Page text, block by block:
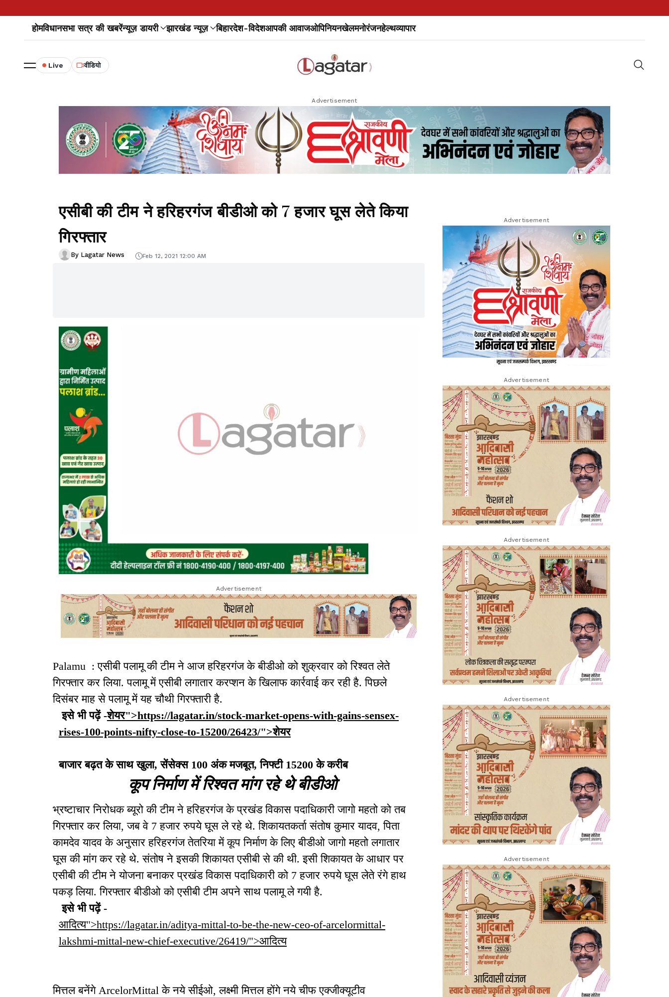
होमविधानसभा सत्र की खबरेंन्यूज़ डायरी झारखंड न्यूज़ बिहारदेश-विदेशआपकी आवाजओपिनियनखेलमनोरंजनहेल्थव्यापार
Live वीडियो
Advertisement
एसीबी की टीम ने हरिहरगंज बीडीओ को 7 हजार घूस लेते किया
गिरफ्तार
By Lagatar News Feb 12, 2021 12:00 AM
Advertisement
Palamu : एसीबी पलामू की टीम ने आज हरिहरगंज के बीडीओ को शुक्रवार को रिश्वत लेते
गिरफ्तार कर लिया. पलामू में एसीबी लगातार करप्शन के खिलाफ कार्रवाई कर रही है. पिछले
दिसंबर माह से पलामू में यह चौथी गिरफ्तारी है.
इसे भी पढ़ें -शेयर">https://lagatar.in/stock-market-opens-with-gains-sensex-
rises-100-points-nifty-close-to-15200/26423/">शेयर
बाजार बढ़त के साथ खुला, सेंसेक्स 100 अंक मजबूत, निफ्टी 15200 के करीब
कूप निर्माण में रिश्वत मांग रहे थे बीडीओ
भ्रष्टाचार निरोधक ब्यूरो की टीम ने हरिहरगंज के प्रखंड विकास पदाधिकारी जागो महतो को तब
गिरफ्तार कर लिया, जब वे 7 हजार रुपये घूस ले रहे थे. शिकायतकर्ता संतोष कुमार यादव, पिता
कामदेव यादव के अनुसार हरिहरगंज तेतरिया में कूप निर्माण के लिए बीडीओ जागो महतो लगातार
घूस की मांग कर रहे थे. संतोष ने इसकी शिकायत एसीबी से की थी. इसी शिकायत के आधार पर
एसीबी की टीम ने योजना बनाकर प्रखंड विकास पदाधिकारी को 7 हजार रुपये घूस लेते रंगे हाथ
पकड़ लिया. गिरफ्तार बीडीओ को एसीबी टीम अपने साथ पलामू ले गयी है.
इसे भी पढ़ें -
आदित्य">https://lagatar.in/aditya-mittal-to-be-the-new-ceo-of-arcelormittal-
lakshmi-mittal-new-chief-executive/26419/">आदित्य
मित्तल बनेंगे ArcelorMittal के नये सीईओ, लक्ष्मी मित्तल होंगे नये चीफ एक्जीक्यूटीव
Advertisement
Advertisement
Advertisement
Advertisement
Advertisement